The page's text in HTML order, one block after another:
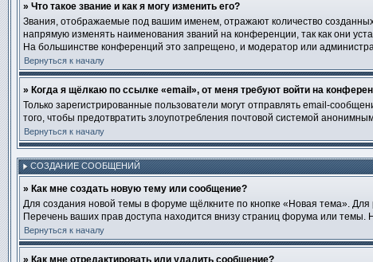
» Что такое звание и как я могу изменить его?
Звания, отображаемые под вашим именем, отражают количество
напрямую изменять наименования званий на конференции, так как они
На большинстве конференций это запрещено, и модератор или
Вернуться к началу
» Когда я щёлкаю по ссылке «email», от меня требуют войти на
Только зарегистрированные пользователи могут отправлять email-
того, чтобы предотвратить злоупотребления почтовой системой
Вернуться к началу
СОЗДАНИЕ СООБЩЕНИЙ
» Как мне создать новую тему или сообщение?
Для создания новой темы в форуме щёлкните по кнопке «Новая тема».
Перечень ваших прав доступа находится внизу страниц форума или
Вернуться к началу
» Как мне отредактировать или удалить сообщение?